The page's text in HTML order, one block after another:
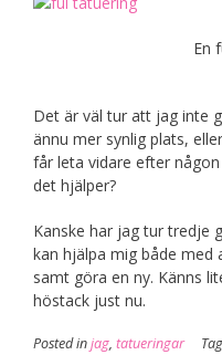
En
Det är väl tur att jag inte
ännu mer synlig plats,
får leta vidare efter
det hjälper?
Kanske har jag tur tredje
kan hjälpa mig både
samt göra en ny. Känns
höstack just nu.
Posted injag, tatueringar